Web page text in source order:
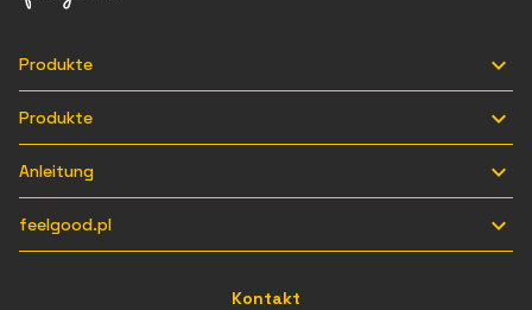
Produkte 
Produkte 
Anleitung 
feelgood.pl 
Kontakt